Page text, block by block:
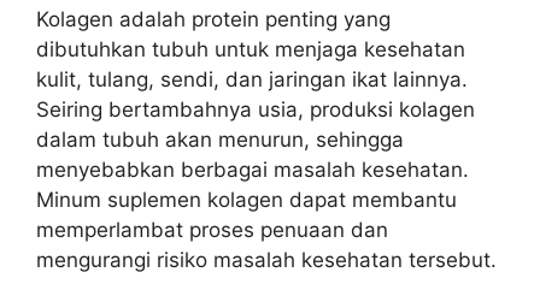
Kolagen adalah protein penting yang
dibutuhkan tubuh untuk menjaga kesehatan
kulit, tulang, sendi, dan jaringan ikat lainnya.
Seiring bertambahnya usia, produksi kolagen
dalam tubuh akan menurun, sehingga
menyebabkan berbagai masalah kesehatan.
Minum suplemen kolagen dapat membantu
memperlambat proses penuaan dan
mengurangi risiko masalah kesehatan tersebut.